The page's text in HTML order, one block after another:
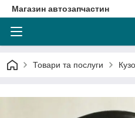
Магазин автозапчастин
Товари та послуги